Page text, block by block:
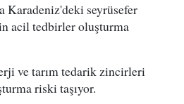
Karadeniz'deki seyrüsefer
acil tedbirler oluşturma
ve tarım tedarik zincirleri
riski taşıyor.